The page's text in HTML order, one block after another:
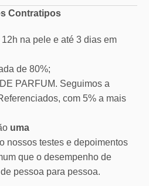
Contratipos
na pele e até 3 dias em
de 80%;
PARFUM. Seguimos a
com 5% a mais
uma
nossos testes e depoimentos
que o desempenho de
pessoa para pessoa.